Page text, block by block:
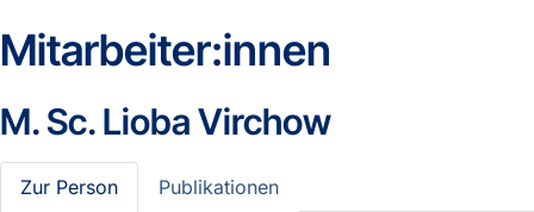
Mitarbeiter:innen
M. Sc.Lioba Virchow
Zur Person Publikationen